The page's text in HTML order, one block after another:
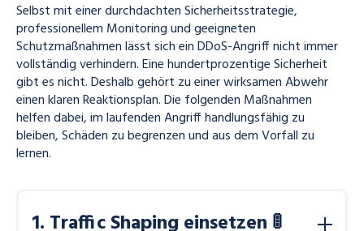
Selbst mit einer durchdachten Sicherheitsstrategie,
professionellem Monitoring und geeigneten
Schutzmaßnahmen lässt sich ein DDoS-Angriff nicht immer
vollständig verhindern. Eine hundertprozentige Sicherheit
gibt es nicht. Deshalb gehört zu einer wirksamen Abwehr
einen klaren Reaktionsplan. Die folgenden Maßnahmen
helfen dabei, im laufenden Angriff handlungsfähig zu
bleiben, Schäden zu begrenzen und aus dem Vorfall zu
lernen.
1. Traffic Shaping einsetzen 🚦